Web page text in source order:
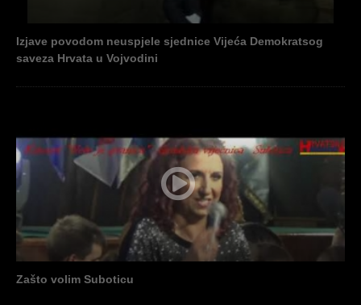
Izjave povodom neuspjele sjednice Vijeća Demokratsog
saveza Hrvata u Vojvodini
Zašto volim Suboticu